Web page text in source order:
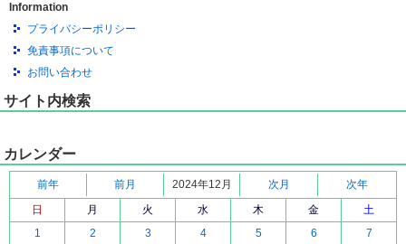
Information
プライバシーポリシー
免責事項について
お問い合わせ
サイト内検索
カレンダー
前年 前月 2024年12月 次月
次年
日
月 火 水 木 金
土
1
2 3 4 5 6 7